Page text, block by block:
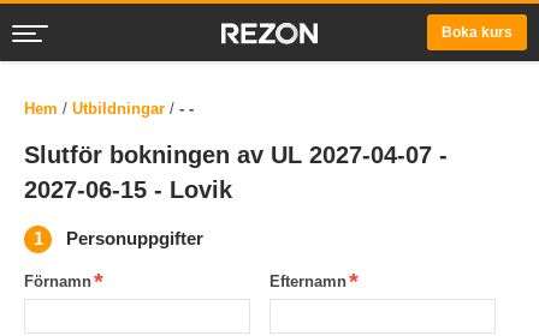
Boka kurs
Hem / Utbildningar / - -
Slutför bokningen av UL 2027-04-07 -
2027-06-15 - Lovik
Personuppgifter
Förnamn Efternamn